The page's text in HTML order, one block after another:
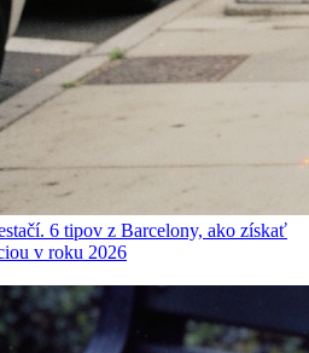
6 tipov z Barcelony, ako získať
v roku 2026